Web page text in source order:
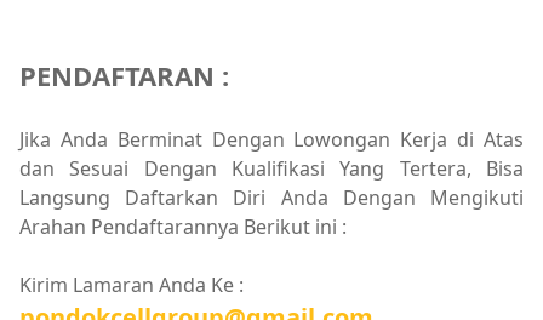
PENDAFTARAN :
Jika Anda Berminat Dengan Lowongan Kerja di Atas
dan Sesuai Dengan Kualifikasi Yang Tertera, Bisa
Langsung Daftarkan Diri Anda Dengan Mengikuti
Arahan Pendaftarannya Berikut ini :
Kirim Lamaran Anda Ke :